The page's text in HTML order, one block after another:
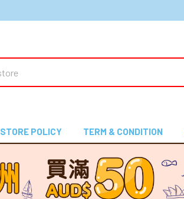
STORE POLICY TERM & CONDITION